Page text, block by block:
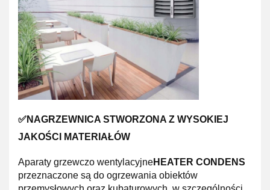
✅NAGRZEWNICA STWORZONA Z WYSOKIEJ
JAKOŚCI MATERIAŁÓW
Aparaty grzewczo wentylacyjneHEATER CONDENS
przeznaczone są do ogrzewania obiektów